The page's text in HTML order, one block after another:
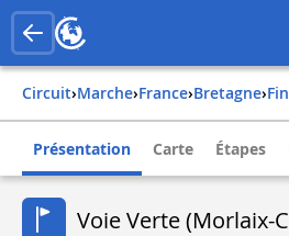
Circuit› Marche› france› bretagne›
Présentation Carte Étapes
Voie Verte (Morlaix-